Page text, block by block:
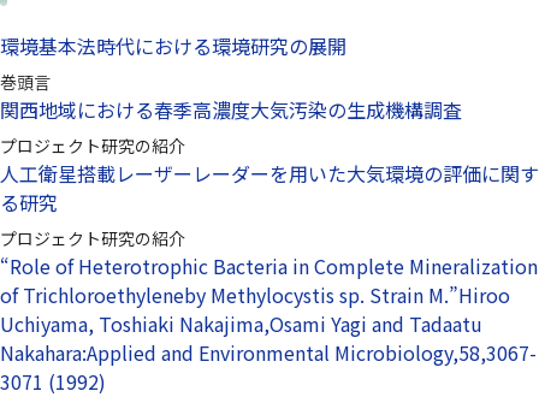
環境基本法時代における環境研究の展開
巻頭言
関西地域における春季高濃度大気汚染の生成機構調査
プロジェクト研究の紹介
人工衛星搭載レーザーレーダーを用いた大気環境の評価に関す
る研究
プロジェクト研究の紹介
“Role of Heterotrophic Bacteria in Complete Mineralization
of Trichloroethyleneby Methylocystis sp. Strain M.”Hiroo
Uchiyama, Toshiaki Nakajima,Osami Yagi and Tadaatu
Nakahara:Applied and Environmental Microbiology,58,3067-
3071 (1992)